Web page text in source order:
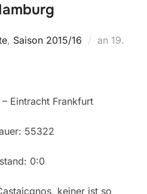
, Saison 2015/16 an 19.
Eintracht Frankfurt
55322
0:0
keiner ist so